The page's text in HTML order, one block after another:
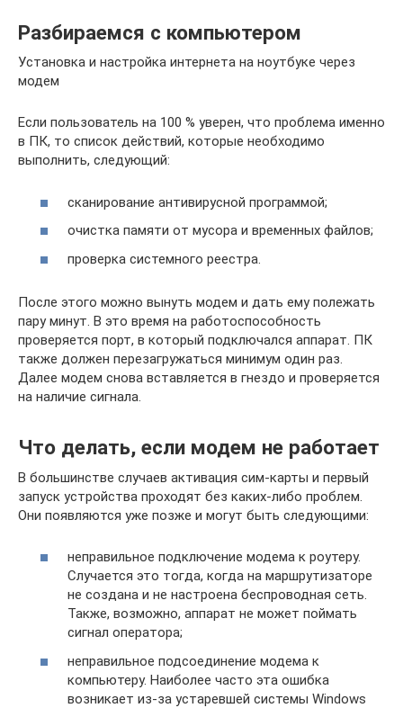
Разбираемся с компьютером
Установка и настройка интернета на ноутбуке через
модем
Если пользователь на 100 % уверен, что проблема именно
в ПК, то список действий, которые необходимо
выполнить, следующий:
сканирование антивирусной программой;
очистка памяти от мусора и временных файлов;
проверка системного реестра.
После этого можно вынуть модем и дать ему полежать
пару минут. В это время на работоспособность
проверяется порт, в который подключался аппарат. ПК
также должен перезагружаться минимум один раз.
Далее модем снова вставляется в гнездо и проверяется
на наличие сигнала.
Что делать, если модем не работает
В большинстве случаев активация сим-карты и первый
запуск устройства проходят без каких-либо проблем.
Они появляются уже позже и могут быть следующими:
неправильное подключение модема к роутеру.
Случается это тогда, когда на маршрутизаторе
не создана и не настроена беспроводная сеть.
Также, возможно, аппарат не может поймать
сигнал оператора;
неправильное подсоединение модема к
компьютеру. Наиболее часто эта ошибка
возникает из-за устаревшей системы Windows